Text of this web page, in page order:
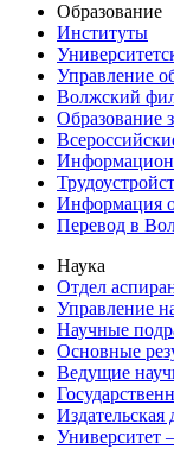
Образование
Институты
Управление
Волжский
Образование
Информация
Перевод в
Наука
Отдел
Управление
Научные
Основные
Ведущие
Издательская
Университет